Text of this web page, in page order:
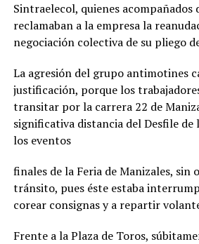
Sintraelecol, quienes acompañados
reclamaban a la empresa la
negociación colectiva de su pliego
La agresión del grupo antimotines
justificación, porque los
transitar por la carrera 22 de
significativa distancia del Desfile de
los eventos
finales de la Feria de Manizales, sin
tránsito, pues éste estaba
corear consignas y a repartir
Frente a la Plaza de Toros,